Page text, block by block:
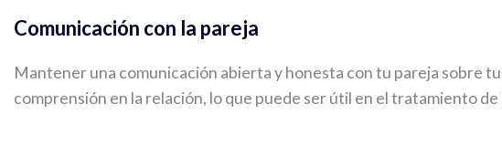
Comunicación con la pareja
Mantener una comunicación abierta y honesta con tu pareja sobre
comprensión en la relación, lo que puede ser útil en el tratamiento